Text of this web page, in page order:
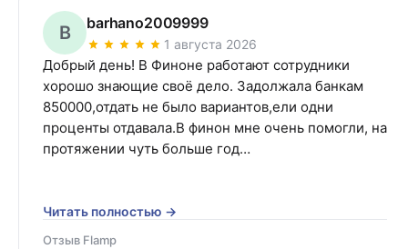
B barhano2009999
1 августа 2026
Добрый день! В Финоне работают сотрудники
хорошо знающие своё дело. Задолжала банкам
850000,отдать не было вариантов,ели одни
проценты отдавала.В финон мне очень помогли, на
протяжении чуть больше год…
Читать полностью →
Отзыв Flamp